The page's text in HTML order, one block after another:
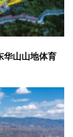
山山地体育